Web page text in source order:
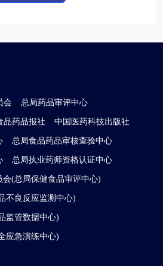
会 总局药品审评中心
品药品报社 中国医药科技出版社
总局食品药品审核查验中心
总局执业药师资格认证中心
(总局保健食品审评中心)
不良反应监测中心)
监管数据中心)
应急演练中心)